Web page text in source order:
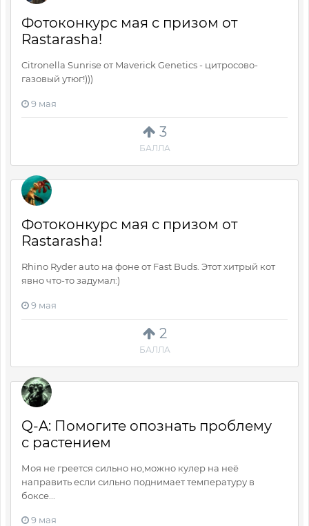
3
БАЛЛА
Фотоконкурс мая с призом от
Rastarasha!
Citronella Sunrise от Maverick Genetics - цитросово-
газовый утюг!)))
9 мая
2
БАЛЛА
Фотоконкурс мая с призом от
Rastarasha!
Rhino Ryder auto на фоне от Fast Buds. Этот хитрый кот
явно что-то задумал:)
9 мая
Q-A: Помогите опознать проблему
с растением
Моя не греется сильно но,можно кулер на неё
направить если сильно поднимает температуру в
боксе...
9 мая